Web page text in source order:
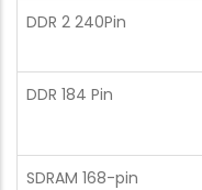
DDR 2 240Pin
DDR 184 Pin
SDRAM 168-pin